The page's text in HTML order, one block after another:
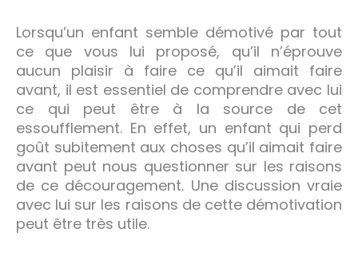
Lorsqu’un enfant semble démotivé par tout
ce que vous lui proposé, qu’il n’éprouve
aucun plaisir à faire ce qu’il aimait faire
avant, il est essentiel de comprendre avec lui
ce qui peut être à la source de cet
essoufflement. En effet, un enfant qui perd
goût subitement aux choses qu’il aimait faire
avant peut nous questionner sur les raisons
de ce découragement. Une discussion vraie
avec lui sur les raisons de cette démotivation
peut être très utile.